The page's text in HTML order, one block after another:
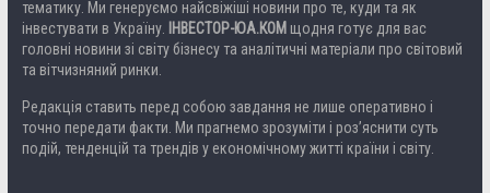
тематику. Ми генеруємо найсвіжіші новини про те, куди та як
інвестувати в Україну.
ІНВЕСТОР-ЮА.КОМ щодня готує для вас
головні новини зі світу бізнесу та аналітичні матеріали про світовий
та вітчизняний ринки.
Редакція ставить перед собою завдання не лише оперативно і
точно передати факти. Ми прагнемо зрозуміти і роз’яснити суть
подій, тенденцій та трендів у економічному житті країни і світу.